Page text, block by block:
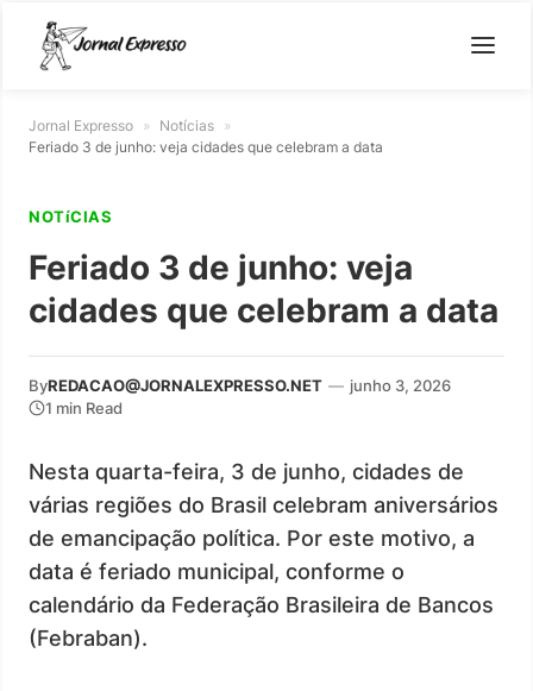
Jornal Expresso » Notícias »
Feriado 3 de junho: veja cidades que celebram a data
NOTíCIAS
Feriado 3 de junho: veja
cidades que celebram a data
ByREDACAO@JORNALEXPRESSO.NET — junho 3, 2026
1 min Read
Nesta quarta-feira, 3 de junho, cidades de
várias regiões do Brasil celebram aniversários
de emancipação política. Por este motivo, a
data é feriado municipal, conforme o
calendário da Federação Brasileira de Bancos
(Febraban).